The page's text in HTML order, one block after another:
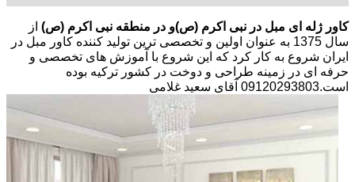
کاور ژله ای مبل در نبی اکرم (ص)و در منطقه نبی اکرم (ص) از
سال 1375 به عنوان اولین و تخصصی ترین تولید کننده کاور مبل در
ایران شروع به کار کرد که این شروع با آموزش های تخصصی و
حرفه ای در زمینه طراحی و دوخت در کشور ترکیه بوده
است.09120293803 آقای سعید غلامی